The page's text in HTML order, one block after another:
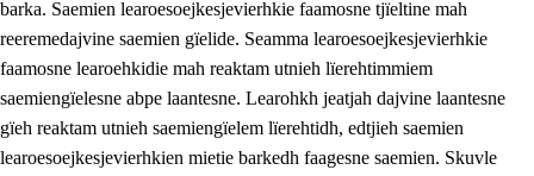
barka. Saemien learoesoejkesjevierhkie faamosne tjïeltine mah
reeremedajvine saemien gïelide. Seamma learoesoejkesjevierhkie
faamosne learoehkidie mah reaktam utnieh lïerehtimmiem
saemiengïelesne abpe laantesne. Learohkh jeatjah dajvine laantesne
gïeh reaktam utnieh saemiengïelem lïerehtidh, edtjieh saemien
learoesoejkesjevierhkien mietie barkedh faagesne saemien. Skuvle